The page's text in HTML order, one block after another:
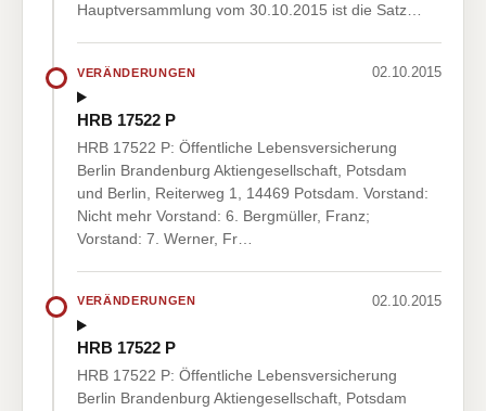
Hauptversammlung vom 30.10.2015 ist die Satz…
VERÄNDERUNGEN 02.10.2015
HRB 17522 P
HRB 17522 P: Öffentliche Lebensversicherung
Berlin Brandenburg Aktiengesellschaft, Potsdam
und Berlin, Reiterweg 1, 14469 Potsdam. Vorstand:
Nicht mehr Vorstand: 6. Bergmüller, Franz;
Vorstand: 7. Werner, Fr…
VERÄNDERUNGEN 02.10.2015
HRB 17522 P
HRB 17522 P: Öffentliche Lebensversicherung
Berlin Brandenburg Aktiengesellschaft, Potsdam